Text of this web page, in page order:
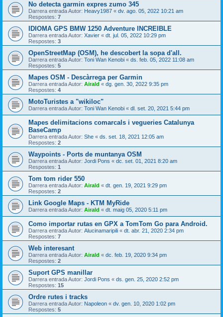
No detecta garmin expres zumo 345
Darrera entrada Autor: Heavy1987 « dv. ago. 05, 2022 10:21 am
Respostes: 7
IDIOMA GPS BMW 1250 Adventure INCREIBLE
Darrera entrada Autor: Xavier « dt. jul. 05, 2022 10:29 pm
Respostes: 3
OpenStreetMap (OSM), he descobert la sopa d'all.
Darrera entrada Autor: Toni Wan Kenobi « ds. feb. 05, 2022 11:08 am
Respostes: 5
Mapes OSM - Descàrrega per Garmin
Darrera entrada Autor: Airald « dg. gen. 30, 2022 9:35 pm
Respostes: 4
MotoTuristes a "wikiloc"
Darrera entrada Autor: Toni Wan Kenobi « dl. set. 20, 2021 5:44 pm
Mapes delimitacions comarcals i vegueries Catalunya
BaseCamp
Darrera entrada Autor: She « ds. set. 18, 2021 12:05 am
Respostes: 2
Waypoints - Ports de muntanya OSM
Darrera entrada Autor: Jordi Pons « dc. set. 01, 2021 8:20 am
Respostes: 1
Tom tom rider 550
Darrera entrada Autor: Airald « dt. gen. 19, 2021 9:29 pm
Respostes: 2
Link Google Maps - KTM MyRide
Darrera entrada Autor: Airald « dt. maig 05, 2020 5:11 pm
Como importar rutas en GPX a TomTom Go para Android.
Darrera entrada Autor: Alucinamaripili « dt. abr. 21, 2020 2:34 pm
Respostes: 7
Web interesant
Darrera entrada Autor: Airald « dc. feb. 19, 2020 9:34 pm
Respostes: 2
Suport GPS manillar
Darrera entrada Autor: Jordi Pons « ds. gen. 25, 2020 2:52 pm
Respostes: 15
Ordre rutes i tracks
Darrera entrada Autor: Napoleon « dv. gen. 10, 2020 1:02 pm
Respostes: 5